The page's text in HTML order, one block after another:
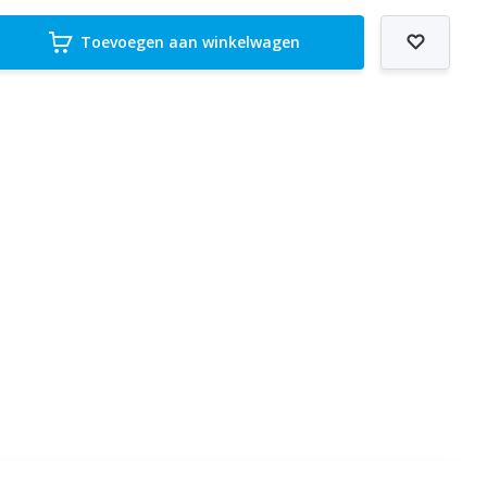
Toevoegen aan winkelwagen